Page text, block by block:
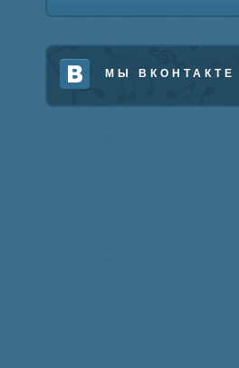
МЫ ВКОНТАКТЕ